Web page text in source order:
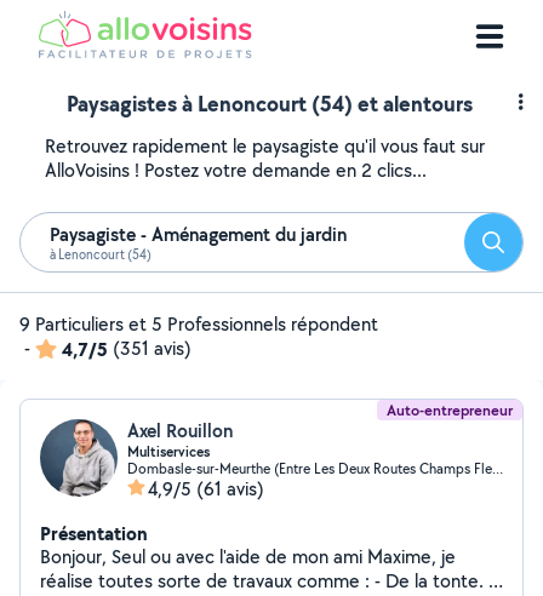
Paysagistes à Lenoncourt (54) et alentours
Retrouvez rapidement le paysagiste qu'il vous faut sur
AlloVoisins ! Postez votre demande en 2 clics...
Paysagiste - Aménagement du jardin
à Lenoncourt (54)
9 Particuliers et 5 Professionnels répondent
-
4,7/5 (351 avis)
Auto-entrepreneur
Axel Rouillon
Multiservices
Dombasle-sur-Meurthe (Entre Les Deux Routes Champs Fleuris)
4,9/5 (61 avis)
Présentation
Bonjour, Seul ou avec l'aide de mon ami Maxime, je
réalise toutes sorte de travaux comme : - De la tonte. -